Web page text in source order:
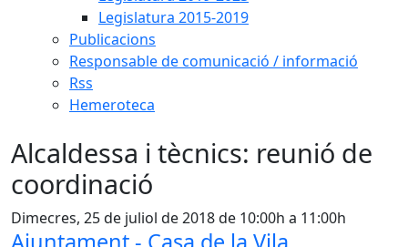
Legislatura 2015-2019
Publicacions
Responsable de comunicació / informació
Rss
Hemeroteca
Alcaldessa i tècnics: reunió de
coordinació
Dimecres, 25 de juliol de 2018 de 10:00h a 11:00h